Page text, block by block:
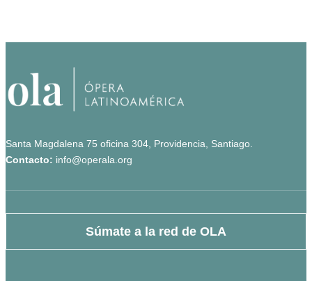
Santa Magdalena 75 oficina 304, Providencia, Santiago.
Contacto: info@operala.org
Súmate a la red de OLA